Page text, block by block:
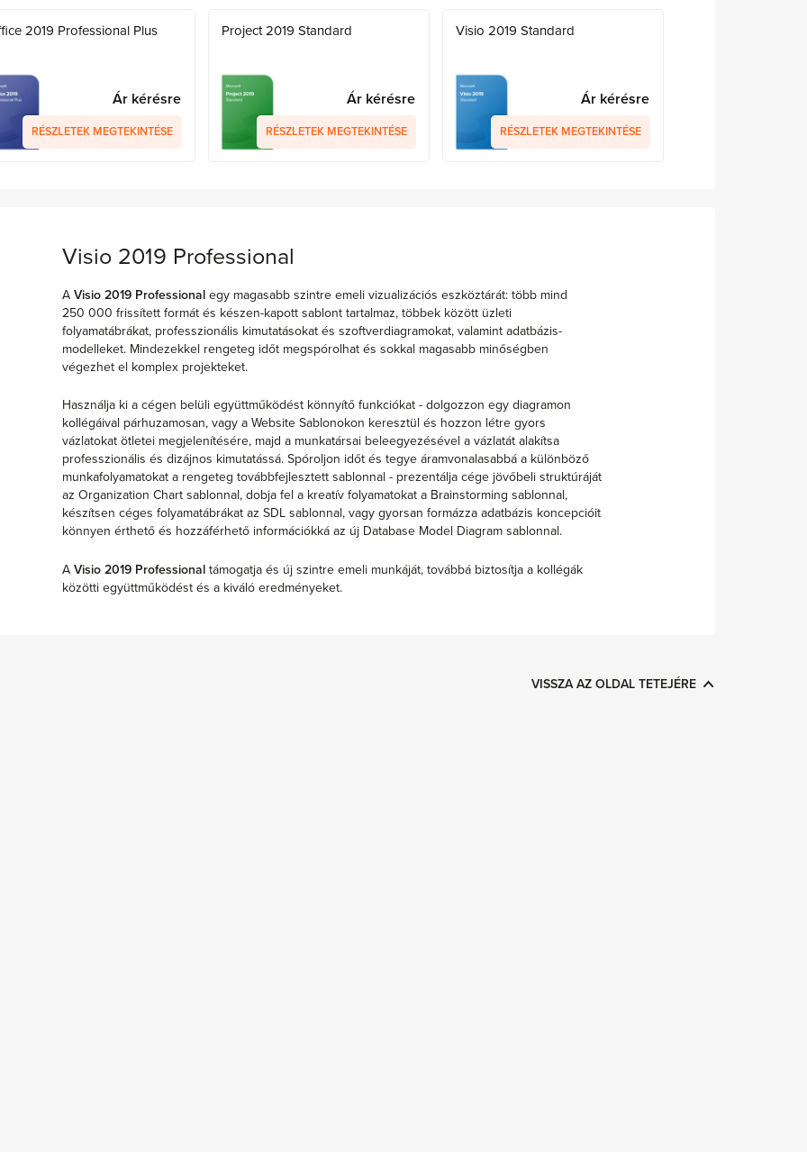
2019 Professional Plus
Ár kérésre
RÉSZLETEK MEGTEKINTÉSE
Project 2019 Standard
Ár kérésre
RÉSZLETEK MEGTEKINTÉSE
Visio 2019 Standard
Ár kérésre
RÉSZLETEK MEGTEKINTÉSE
Visio 2019 Professional
A Visio 2019 Professional egy magasabb szintre emeli vizualizációs eszköztárát: több mind
250 000 frissített formát és készen-kapott sablont tartalmaz, többek között üzleti
folyamatábrákat, professzionális kimutatásokat és szoftverdiagramokat, valamint adatbázis-
modelleket. Mindezekkel rengeteg időt megspórolhat és sokkal magasabb minőségben
végezhet el komplex projekteket.
Használja ki a cégen belüli együttműködést könnyítő funkciókat - dolgozzon egy diagramon
kollégáival párhuzamosan, vagy a Website Sablonokon keresztül és hozzon létre gyors
vázlatokat ötletei megjelenítésére, majd a munkatársai beleegyezésével a vázlatát alakítsa
professzionális és dizájnos kimutatássá. Spóroljon időt és tegye áramvonalasabbá a különböző
munkafolyamatokat a rengeteg továbbfejlesztett sablonnal - prezentálja cége jövőbeli struktúráját
az Organization Chart sablonnal, dobja fel a kreatív folyamatokat a Brainstorming sablonnal,
készítsen céges folyamatábrákat az SDL sablonnal, vagy gyorsan formázza adatbázis koncepcióit
könnyen érthető és hozzáférhető információkká az új Database Model Diagram sablonnal.
A Visio 2019 Professional támogatja és új szintre emeli munkáját, továbbá biztosítja a kollégák
közötti együttműködést és a kiváló eredményeket.
VISSZA AZ OLDAL TETEJÉRE